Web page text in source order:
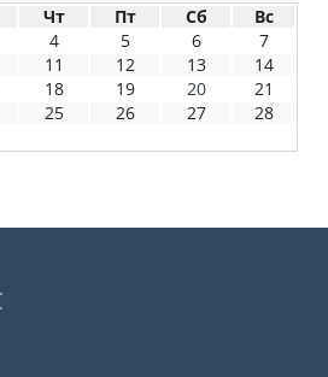
Чт Пт Сб
Вс
4 5 6
7
11 12 13
14
18 19 20
21
25 26 27
28